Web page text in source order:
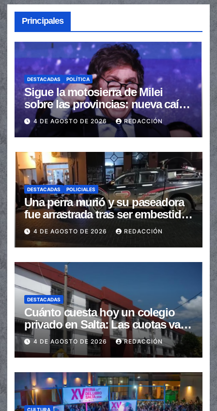
Principales
DESTACADAS POLÍTICA
Sigue la motosierra de Milei
sobre las provincias: nueva caída
de las transferencias no
automáticas
4 DE AGOSTO DE 2026 REDACCIÓN
DESTACADAS POLICIALES
Una perra murió y su paseadora
fue arrastrada tras ser embestidas
en la senda peatonal
4 DE AGOSTO DE 2026 REDACCIÓN
DESTACADAS
Cuánto cuesta hoy un colegio
privado en Salta: Las cuotas van
de $110.000 a más de $600.000
4 DE AGOSTO DE 2026 REDACCIÓN
CULTURA